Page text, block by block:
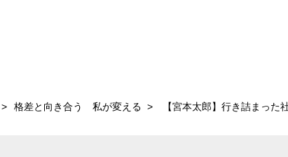
格差と向き合う 私が変える 【宮本太郎】行き詰まっ